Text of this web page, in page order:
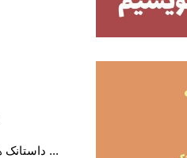
داستانک ها می توانند از هر کجا بیایند از یک دنیای واقعی یا یک دنیای ...